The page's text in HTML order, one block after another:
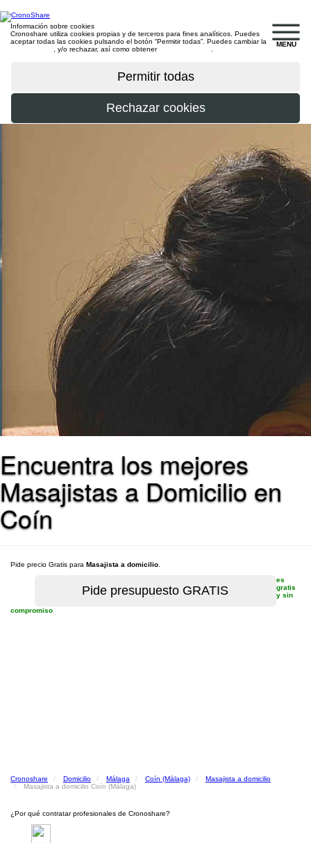
MENU
Información sobre cookies
Cronoshare utiliza cookies propias y de terceros para fines analíticos. Puedes
aceptar todas las cookies pulsando el botón “Permitir todas”. Puedes cambiar la
, y/o rechazar, así como obtener
Encuentra los mejores
Masajistas a Domicilio en
Coín
Pide precio Gratis para Masajista a domicilio
es
gratis
y sin
compromiso
Cronoshare Domicilio Málaga Coín (Málaga)
Masajista a domicilio
Masajista a domicilio Coín (Málaga)
¿Por qué contratar profesionales de Cronoshare?